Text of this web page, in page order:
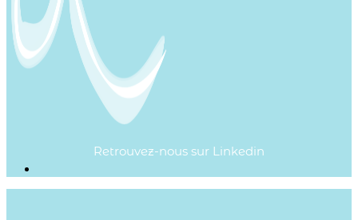
Retrouvez-nous sur Linkedin